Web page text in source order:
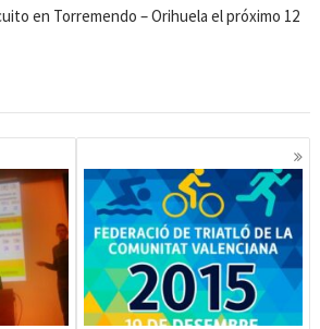
en Torremendo – Orihuela el próximo 12